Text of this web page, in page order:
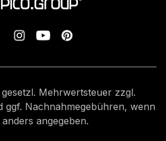
Mehrwertsteuer zzgl.
ggf. Nachnahmegebühren, wenn
angegeben.